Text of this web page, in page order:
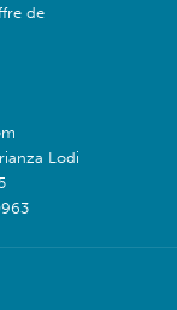
de
Lodi